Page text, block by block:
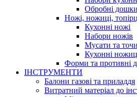
Обробні дошки
Ножі, ножиці,
Кухонні ножі
Набори ножів
Мусати та
Кухонні
Форми та противні
ІНСТРУМЕНТИ
Балони газові та приладдя
Витратний матеріал до